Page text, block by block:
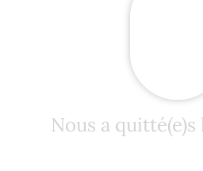
Nous a quitté(e)s